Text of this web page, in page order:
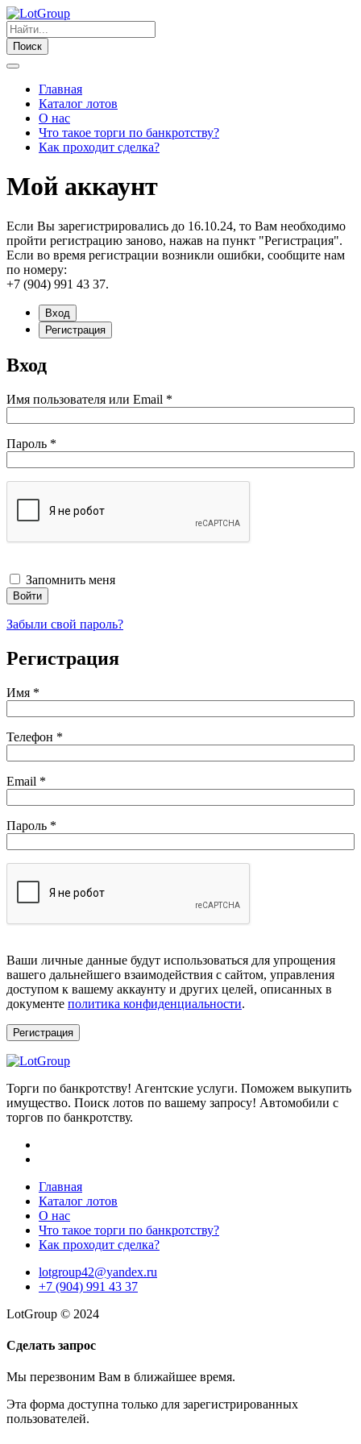
Поиск
Главная
Каталог лотов
О нас
Что такое торги по банкротству?
Как проходит сделка?
Мой аккаунт
Если Вы зарегистрировались до 16.10.24, то Вам необходимо
пройти регистрацию заново, нажав на пункт "Регистрация".
Если во время регистрации возникли ошибки, сообщите нам
по номеру:
+7 (904) 991 43 37.
Вход
Регистрация
Вход
Имя пользователя или Email *
Пароль *
Запомнить меня
Войти
Забыли свой пароль?
Регистрация
Имя *
Телефон *
Email *
Пароль *
Ваши личные данные будут использоваться для упрощения
вашего дальнейшего взаимодействия с сайтом, управления
доступом к вашему аккаунту и других целей, описанных в
документе политика конфиденциальности.
Регистрация
Торги по банкротству! Агентские услуги. Поможем выкупить
имущество. Поиск лотов по вашему запросу! Автомобили с
торгов по банкротству.
Главная
Каталог лотов
О нас
Что такое торги по банкротству?
Как проходит сделка?
lotgroup42@yandex.ru
+7 (904) 991 43 37
LotGroup © 2024
Сделать запрос
Мы перезвоним Вам в ближайшее время.
Эта форма доступна только для зарегистрированных
пользователей.